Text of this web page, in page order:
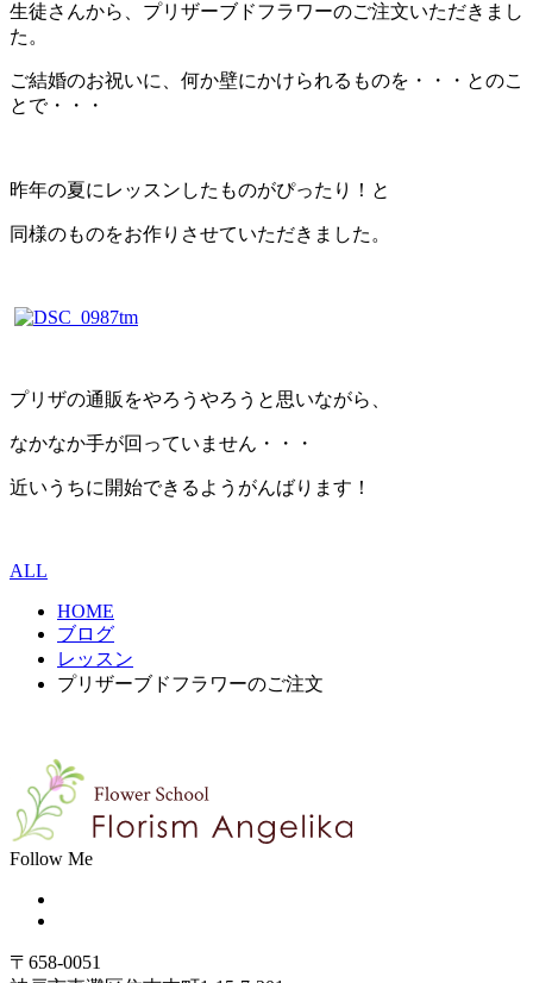
生徒さんから、プリザーブドフラワーのご注文いただきまし
た。
ご結婚のお祝いに、何か壁にかけられるものを・・・とのこ
とで・・・
昨年の夏にレッスンしたものがぴったり！と
同様のものをお作りさせていただきました。
プリザの通販をやろうやろうと思いながら、
なかなか手が回っていません・・・
近いうちに開始できるようがんばります！
ALL
HOME
ブログ
レッスン
プリザーブドフラワーのご注文
Follow Me
〒658-0051